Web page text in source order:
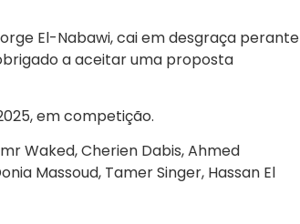
El-Nabawi, cai em desgraça perante
a aceitar uma proposta
em competição.
Waked, Cherien Dabis, Ahmed
Massoud, Tamer Singer, Hassan El